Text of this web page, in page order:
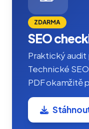
ZDARMA
SEO
Praktický audit
Technické
PDF okamžitě